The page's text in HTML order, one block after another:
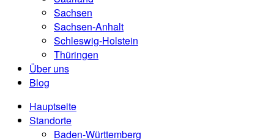
Sachsen
Sachsen-Anhalt
Schleswig-Holstein
Thüringen
Über uns
Blog
Hauptseite
Standorte
Baden-Württemberg